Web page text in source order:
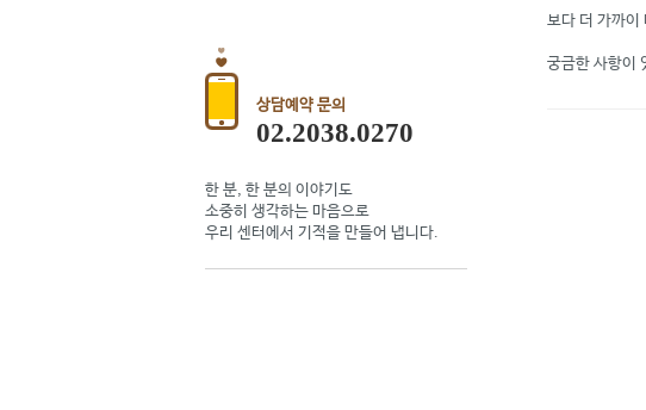
상담예약 문의
02.2038.0270
한 분, 한 분의 이야기도
소중히 생각하는 마음으로
우리 센터에서 기적을 만들어 냅니다.
보다 더 가까이
궁금한 사항